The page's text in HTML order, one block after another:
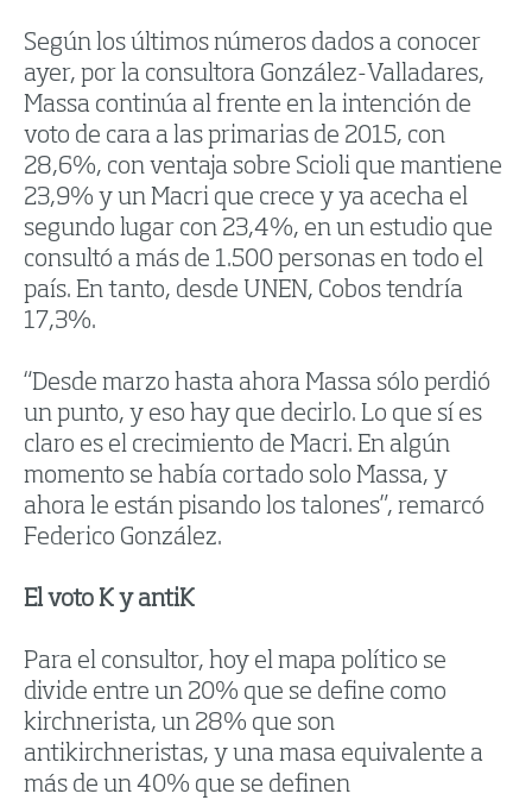
Según los últimos números dados a conocer
ayer, por la consultora González-Valladares,
Massa continúa al frente en la intención de
voto de cara a las primarias de 2015, con
28,6%, con ventaja sobre Scioli que mantiene
23,9% y un Macri que crece y ya acecha el
segundo lugar con 23,4%, en un estudio que
consultó a más de 1.500 personas en todo el
país. En tanto, desde UNEN, Cobos tendría
17,3%.
“Desde marzo hasta ahora Massa sólo perdió
un punto, y eso hay que decirlo. Lo que sí es
claro es el crecimiento de Macri. En algún
momento se había cortado solo Massa, y
ahora le están pisando los talones”, remarcó
Federico González.
El voto K y antiK
Para el consultor, hoy el mapa político se
divide entre un 20% que se define como
kirchnerista, un 28% que son
antikirchneristas, y una masa equivalente a
más de un 40% que se definen